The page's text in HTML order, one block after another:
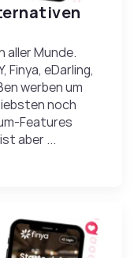
aller Munde.
Finya, eDarling,
werben um
noch
Features
aber ...